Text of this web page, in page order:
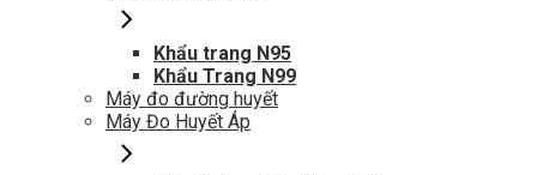
Khẩu trang N95
Khẩu Trang N99
Máy đo đường huyết
Máy Đo Huyết Áp